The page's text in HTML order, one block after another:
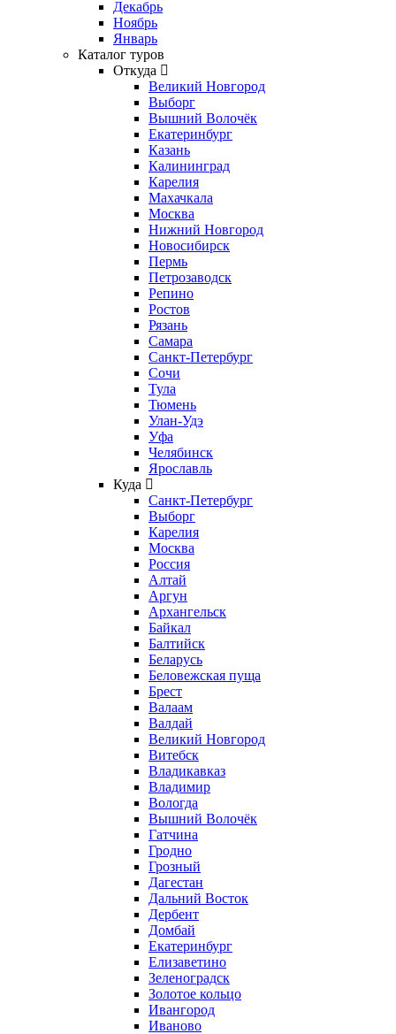
Декабрь
Ноябрь
Январь
Каталог туров
Откуда
Великий Новгород
Выборг
Вышний Волочёк
Екатеринбург
Казань
Калининград
Карелия
Махачкала
Москва
Нижний Новгород
Новосибирск
Пермь
Петрозаводск
Репино
Ростов
Рязань
Самара
Санкт-Петербург
Сочи
Тула
Тюмень
Улан-Удэ
Уфа
Челябинск
Ярославль
Куда
Санкт-Петербург
Выборг
Карелия
Москва
Россия
Алтай
Аргун
Архангельск
Байкал
Балтийск
Беларусь
Беловежская пуща
Брест
Валаам
Валдай
Великий Новгород
Витебск
Владикавказ
Владимир
Вологда
Вышний Волочёк
Гатчина
Гродно
Грозный
Дагестан
Дальний Восток
Дербент
Домбай
Екатеринбург
Елизаветино
Зеленоградск
Золотое кольцо
Ивангород
Иваново